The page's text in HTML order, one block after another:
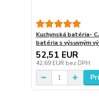
Kuchynská batéria-
batéria s výsuvným
52,51 EUR
42,69 EUR bez DPH